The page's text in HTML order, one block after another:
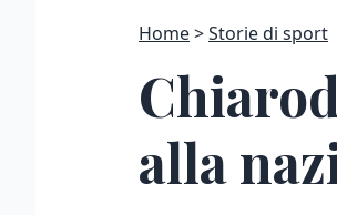
Home Storie di sport
alla